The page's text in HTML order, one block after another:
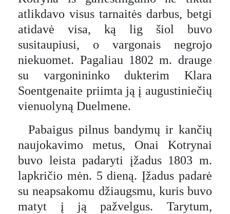
atlikdavo visus tarnaitės darbus, betgi
atidavė visa, ką lig šiol buvo
susitaupiusi, o vargonais negrojo
niekuomet. Pagaliau 1802 m. drauge
su vargonininko dukterim Klara
Soentgenaite priimta ją į augustiniečių
vienuolyną Duelmene.
Pabaigus pilnus bandymų ir kančių
naujokavimo metus, Onai Kotrynai
buvo leista padaryti įžadus 1803 m.
lapkričio mėn. 5 dieną. Įžadus padarė
su neapsakomu džiaugsmu, kuris buvo
matyt į ją pažvelgus. Tarytum,